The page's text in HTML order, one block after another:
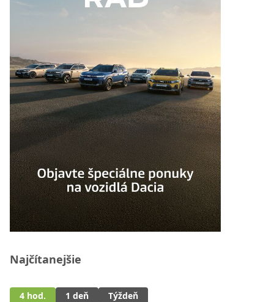
Najčítanejšie
4 hod. 1 deň Týždeň